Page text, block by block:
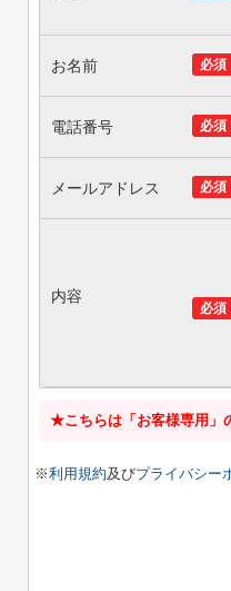
必須
お名前
必須
電話番号
必須
メールアドレス
必須
内容
★こちらは「お客様専用」
※利用規約及びプライバシー